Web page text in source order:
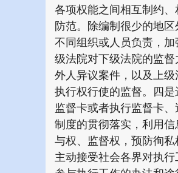
各项权能之间相互制约
防范。除编制很少的地
不同组织或人员负责，
级法院对下级法院的监
外人异议案件，以及上
执行权行使的监督。四
监督卡或者执行监督卡
制度的贯彻落实，利用
与权、监督权，预防徇
主动接受社会各界对执